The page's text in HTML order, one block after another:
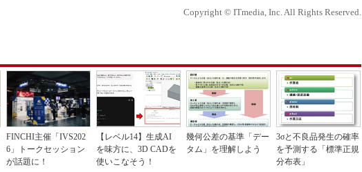
Copyright © ITmedia, Inc. All Rights Reserved.
FINCHI主催「IVS202
6」トークセッション
が話題に！
【レベル14】生成AI
を味方に、3D CADを
使いこなそう！
幾何公差の基準「デー
タム」を理解しよう
3σと不良品発生の確率
を予測する「標準正規
分布表」